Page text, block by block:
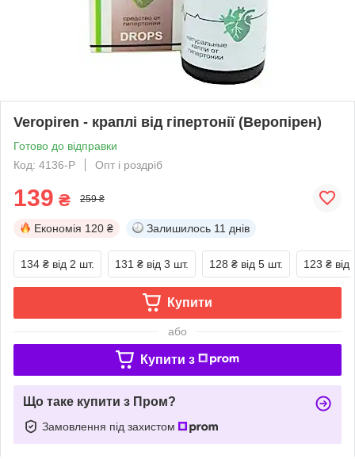
Veropiren - краплі від гіпертонії (Веропірен)
Готово до відправки
Код: 4136-P
Опт і роздріб
139 ₴ 259 ₴
Економія 120 ₴ Залишилось 11 днів
134 ₴ від 2 шт. 131 ₴ від 3 шт. 128 ₴ від 5 шт. 123 ₴ від
Купити
або
Купити з
Що таке купити з Пром?
Замовлення під захистом